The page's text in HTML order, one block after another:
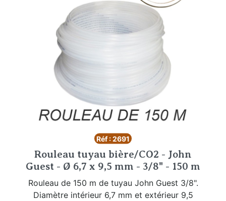
Réf : 2691
Rouleau tuyau bière/CO2 - John
Guest - Ø 6,7 x 9,5 mm - 3/8" - 150 m
Rouleau de 150 m de tuyau John Guest 3/8".
Diamètre intérieur 6,7 mm et extérieur 9,5